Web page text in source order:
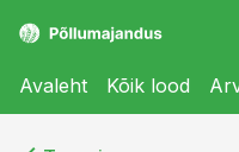
Avaleht Kõik lood